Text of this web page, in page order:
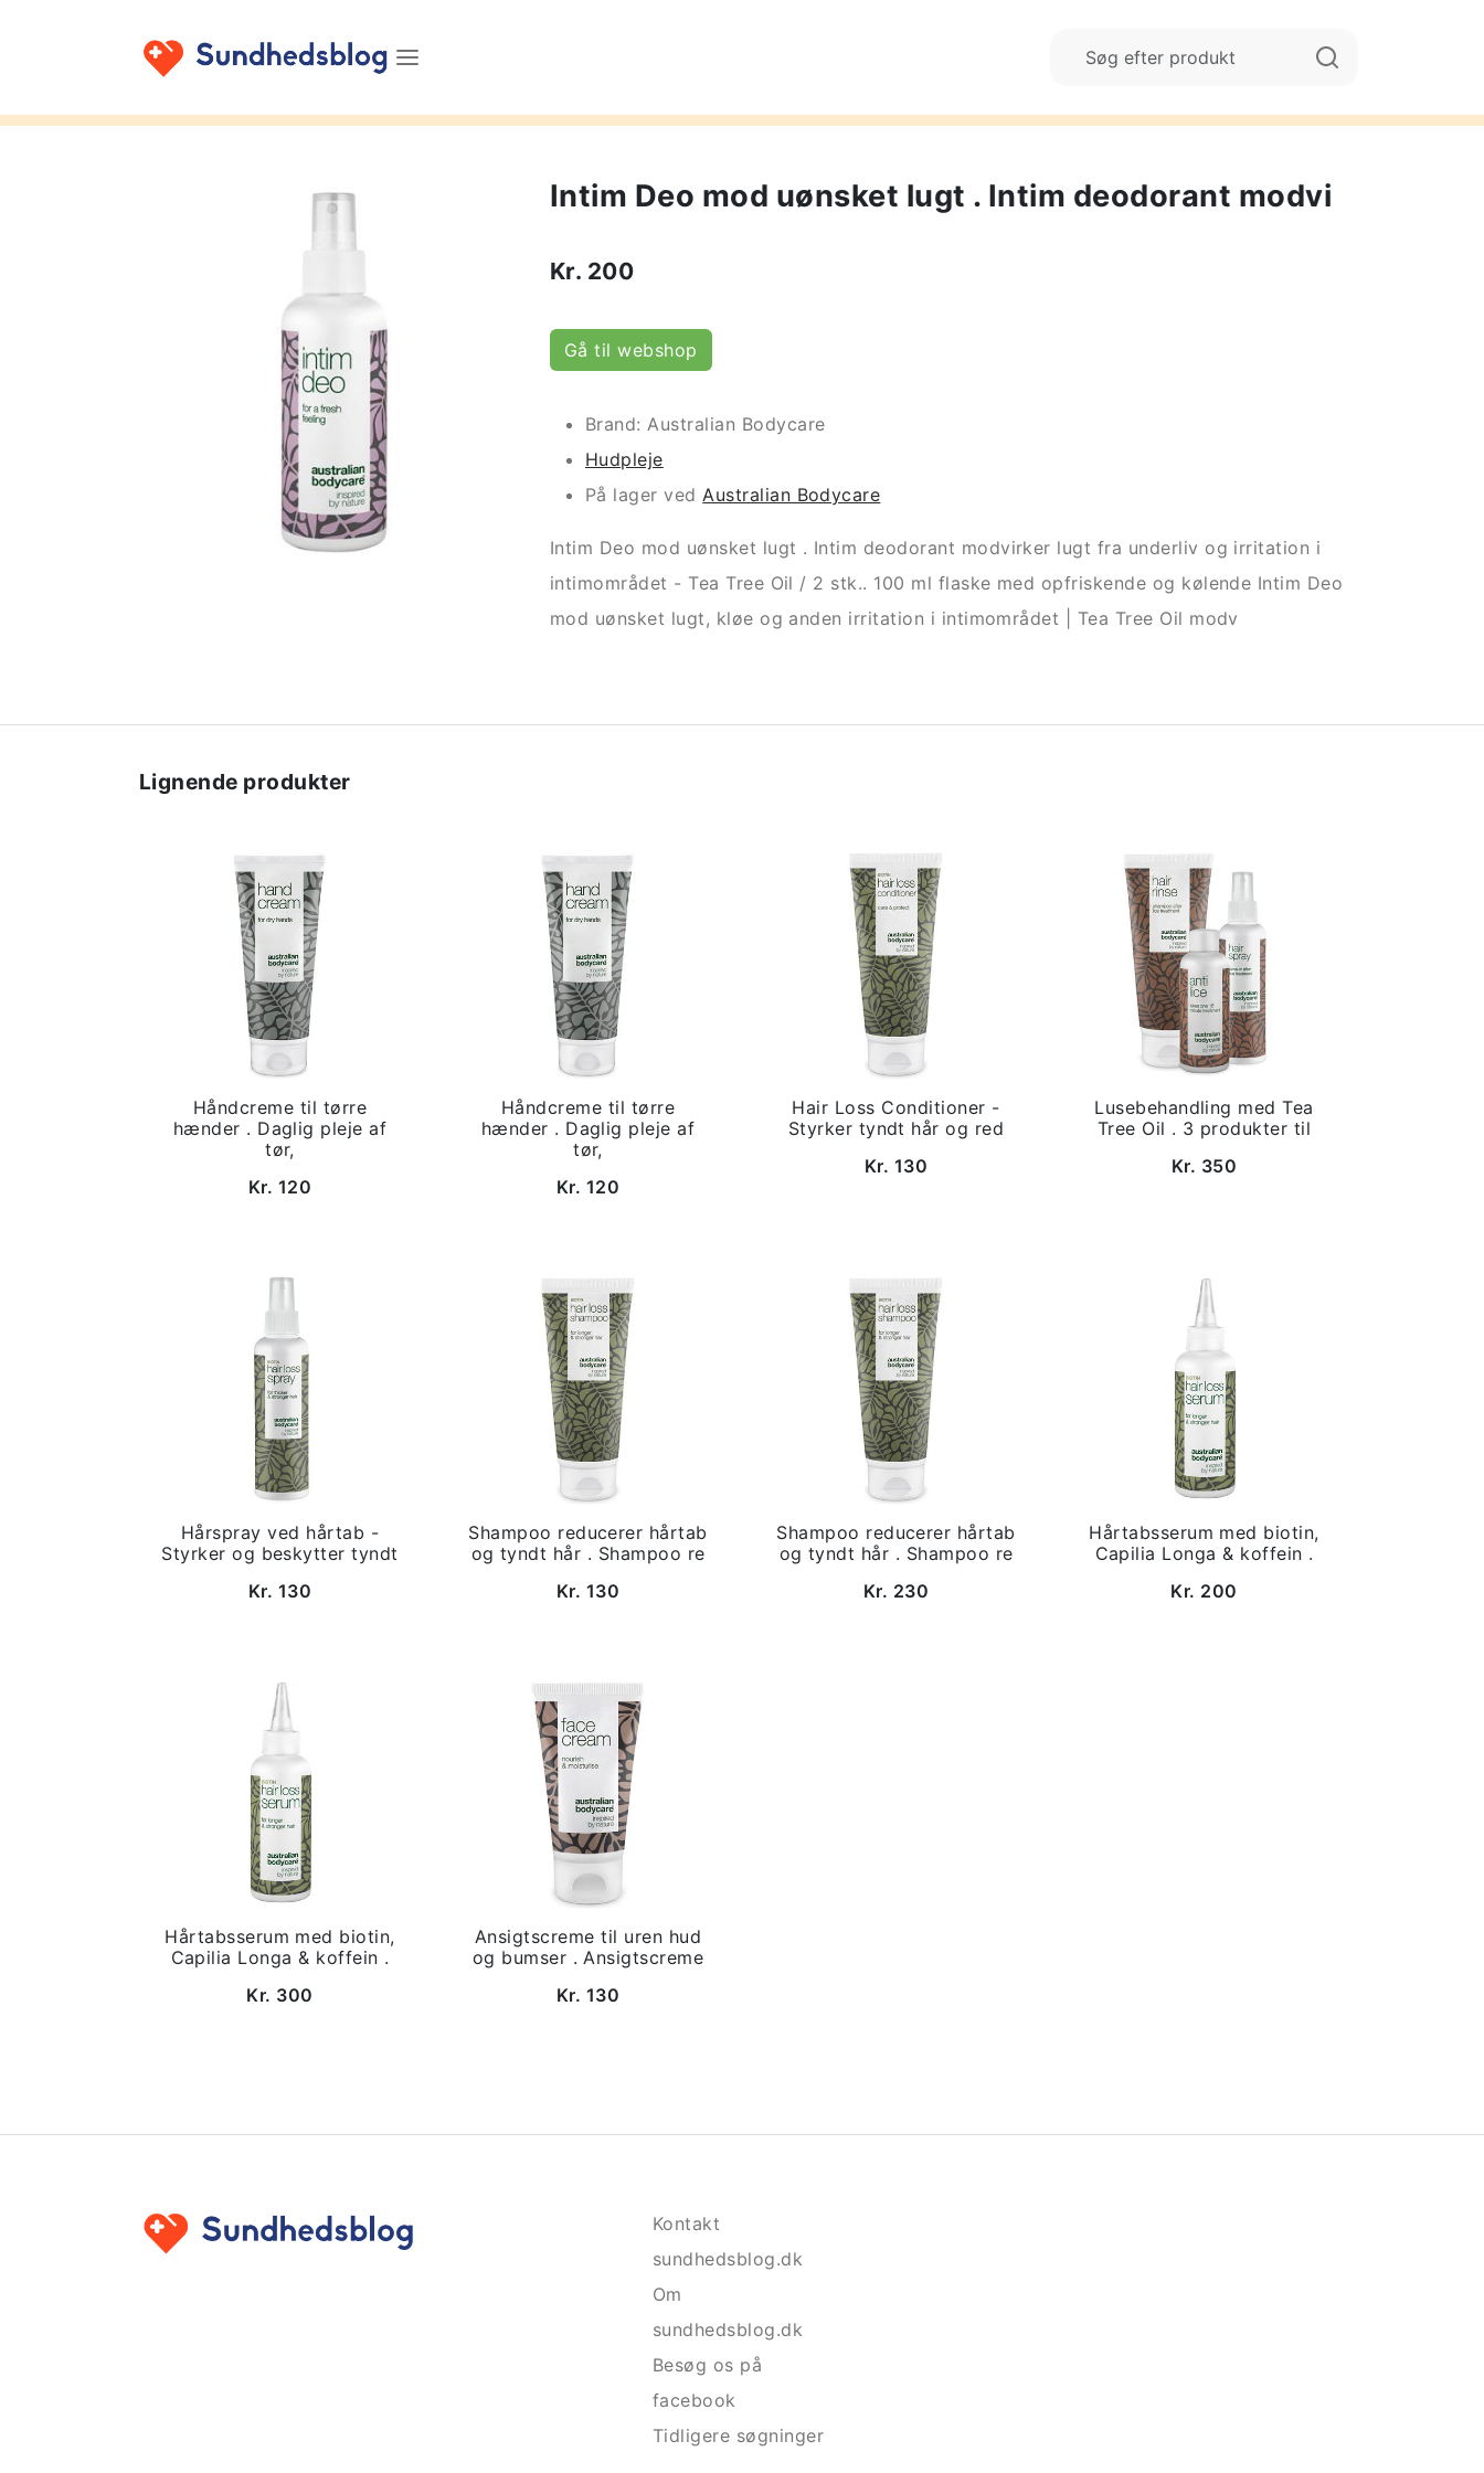
Intim Deo mod uønsket lugt . Intim deodorant modvi
Kr. 200
Gå til webshop
Brand: Australian Bodycare
Hudpleje
På lager vedAustralian Bodycare
Intim Deo mod uønsket lugt . Intim deodorant modvirker lugt fra underliv og irritation i
intimområdet - Tea Tree Oil / 2 stk.. 100 ml flaske med opfriskende og kølende Intim Deo
mod uønsket lugt, kløe og anden irritation i intimområdet | Tea Tree Oil modv
Lignende produkter
Håndcreme til tørre
hænder . Daglig pleje af
tør,
Kr. 120
Håndcreme til tørre
hænder . Daglig pleje af
tør,
Kr. 120
Hair Loss Conditioner -
Styrker tyndt hår og red
Kr. 130
Lusebehandling med Tea
Tree Oil . 3 produkter til
Kr. 350
Hårspray ved hårtab -
Styrker og beskytter tyndt
Kr. 130
Shampoo reducerer hårtab
og tyndt hår . Shampoo re
Kr. 130
Shampoo reducerer hårtab
og tyndt hår . Shampoo re
Kr. 230
Hårtabsserum med biotin,
Capilia Longa & koffein .
Kr. 200
Hårtabsserum med biotin,
Capilia Longa & koffein .
Kr. 300
Ansigtscreme til uren hud
og bumser . Ansigtscreme
Kr. 130
Kontakt
sundhedsblog.dk
Om
sundhedsblog.dk
Besøg os på
facebook
Tidligere søgninger